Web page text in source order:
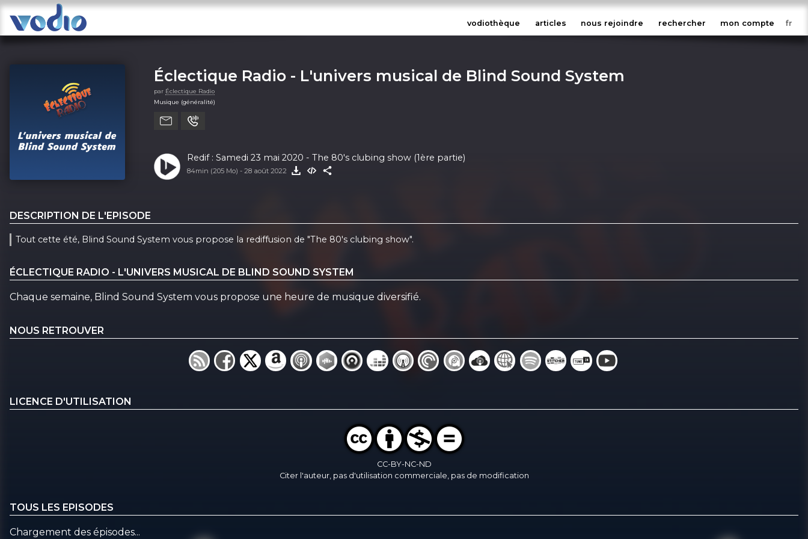
vodiothèque articles nous rejoindre rechercher mon compte
Éclectique Radio - L'univers musical de Blind Sound System
par Éclectique Radio
Musique (généralité)
Redif : Samedi 23 mai 2020 - The 80's clubing show (1ère partie)
84min (205 Mo) - 28 août 2022
DESCRIPTION DE L'EPISODE
Tout cette été, Blind Sound System vous propose la rediffusion de "The 80's clubing show".
ÉCLECTIQUE RADIO - L'UNIVERS MUSICAL DE BLIND SOUND SYSTEM
Chaque semaine, Blind Sound System vous propose une heure de musique diversifié.
NOUS RETROUVER
LICENCE D'UTILISATION
CC-BY-NC-ND
Citer l'auteur, pas d'utilisation commerciale, pas de modification
TOUS LES EPISODES
Chargement des épisodes...